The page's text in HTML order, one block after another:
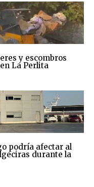
y escombros
La Perlita
podría afectar al
durante la